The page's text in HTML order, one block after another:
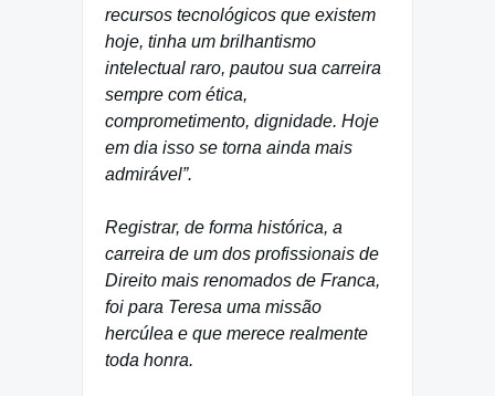
recursos tecnológicos que existem
hoje, tinha um brilhantismo
intelectual raro, pautou sua carreira
sempre com ética,
comprometimento, dignidade. Hoje
em dia isso se torna ainda mais
admirável”.
Registrar, de forma histórica, a
carreira de um dos profissionais de
Direito mais renomados de Franca,
foi para Teresa uma missão
hercúlea e que merece realmente
toda honra.